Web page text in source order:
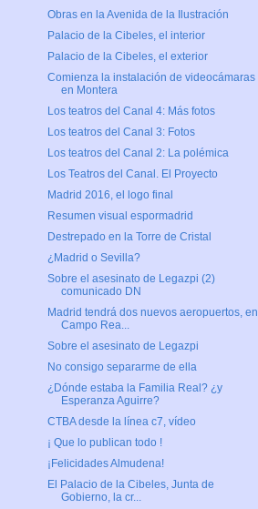
Obras en la Avenida de la Ilustración
Palacio de la Cibeles, el interior
Palacio de la Cibeles, el exterior
Comienza la instalación de videocámaras
en Montera
Los teatros del Canal 4: Más fotos
Los teatros del Canal 3: Fotos
Los teatros del Canal 2: La polémica
Los Teatros del Canal. El Proyecto
Madrid 2016, el logo final
Resumen visual espormadrid
Destrepado en la Torre de Cristal
¿Madrid o Sevilla?
Sobre el asesinato de Legazpi (2)
comunicado DN
Madrid tendrá dos nuevos aeropuertos, en
Campo Rea...
Sobre el asesinato de Legazpi
No consigo separarme de ella
¿Dónde estaba la Familia Real? ¿y
Esperanza Aguirre?
CTBA desde la línea c7, vídeo
¡ Que lo publican todo !
¡Felicidades Almudena!
El Palacio de la Cibeles, Junta de
Gobierno, la cr...